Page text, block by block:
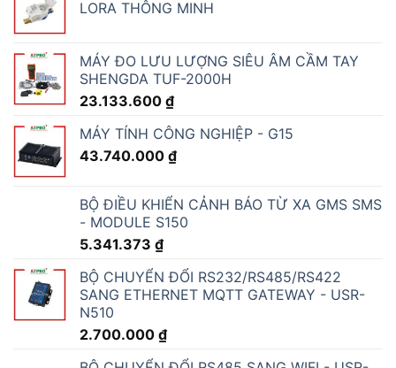
1.728.000 ₫
BẢNG LED NĂNG SUẤT AT-NS-6
ĐỒNG HỒ ĐO NHIỆT ĐỘ ĐỘ ẨM WIFI AT-
T956
2.258.280₫
BẢNG LED HIỂN THỊ NHIỆT ĐỘ ĐỘ ẨM
CÔNG NGHIỆP AT-THMT-S
4.233.600₫
MÁY ĐO NHIỆT ĐỘ ĐỘ ẨM CÔNG NGHIỆP
AT-THMS3.1
3.240.000₫
THIẾT BỊ CẢNH BÁO NHIỆT ĐỘ ĐỘ ẨM QUA
SMS- WH-170